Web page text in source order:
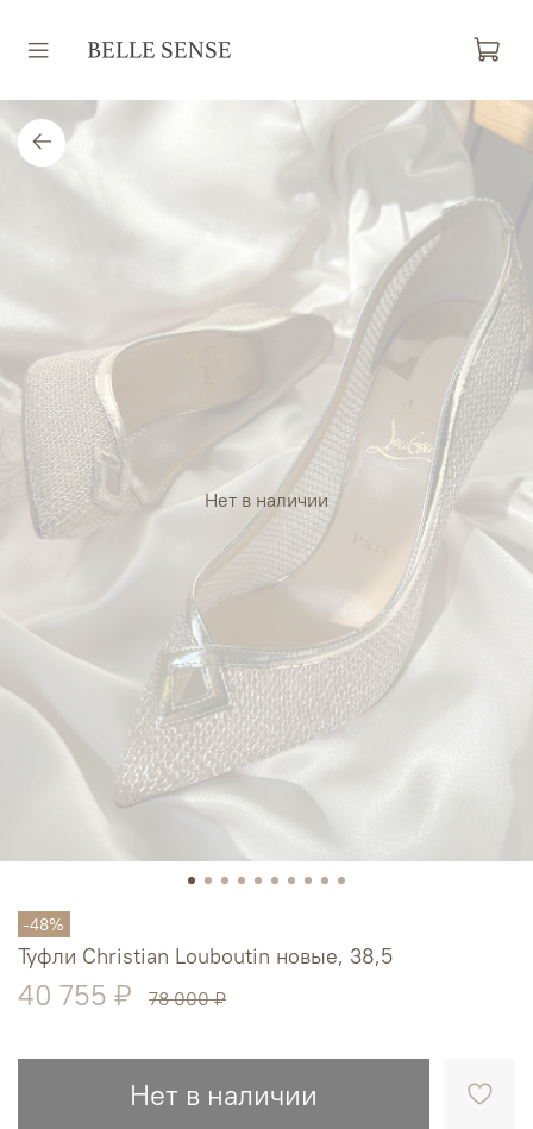
Нет в наличии
-48%
Туфли Christian Louboutin новые, 38,5
40 755 ₽ 78 000 ₽
Нет в наличии